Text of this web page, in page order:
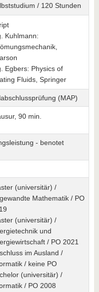
/ 120 Stunden
Kuhlmann:
Egbers: Physics of
Fluids, Springer
(MAP)
90 min.
- benotet
(universitär) /
Mathematik / PO
(universitär) /
und
/ PO 2021
im Ausland /
/ keine PO
(universitär) /
/ PO 2008